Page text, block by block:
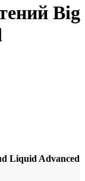
Big
Liquid Advanced